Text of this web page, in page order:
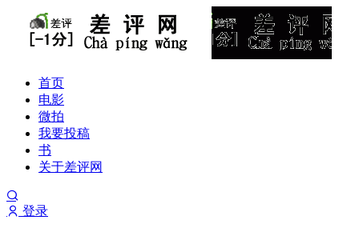
首页
电影
微拍
我要投稿
书
关于差评网
登录